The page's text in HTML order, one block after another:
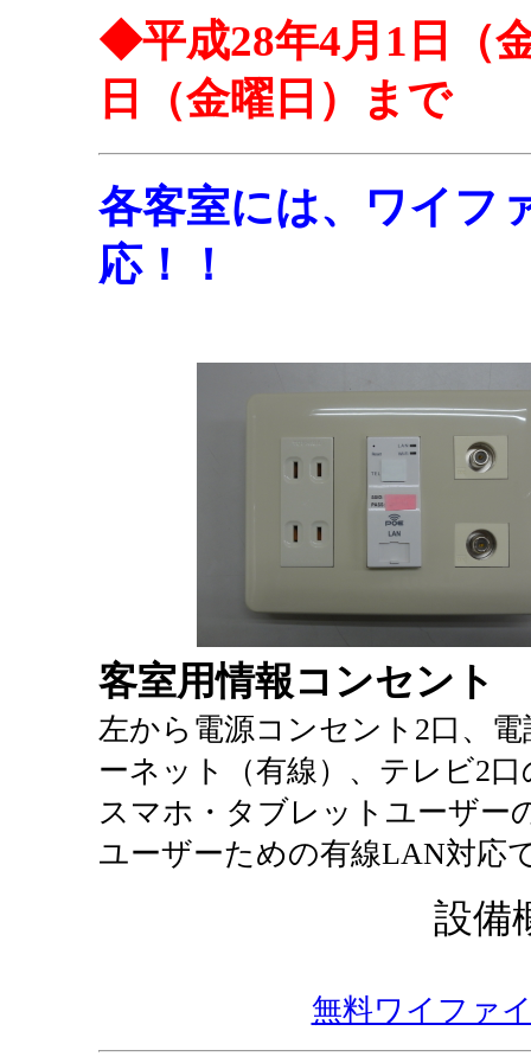
◆平成28年4月1日（
日（金曜日）まで
各客室には、ワイフ
応！！
客室用情報コンセント
左から電源コンセント2口、
ーネット（有線）、テレビ2
スマホ・タブレットユーザー
ユーザーための有線LAN対応
設備
無料ワイファ